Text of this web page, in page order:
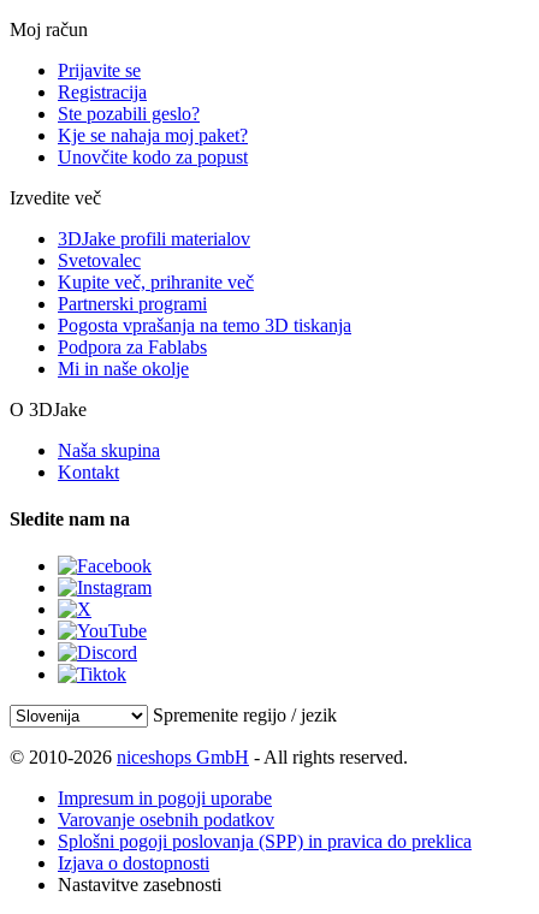
Moj račun
Prijavite se
Registracija
Ste pozabili geslo?
Kje se nahaja moj paket?
Unovčite kodo za popust
Izvedite več
3DJake profili materialov
Svetovalec
Kupite več, prihranite več
Partnerski programi
Pogosta vprašanja na temo 3D tiskanja
Podpora za Fablabs
Mi in naše okolje
O 3DJake
Naša skupina
Kontakt
Sledite nam na
Spremenite regijo / jezik
© 2010-2026 niceshops GmbH - All rights reserved.
Impresum in pogoji uporabe
Varovanje osebnih podatkov
Splošni pogoji poslovanja (SPP) in pravica do preklica
Izjava o dostopnosti
Nastavitve zasebnosti